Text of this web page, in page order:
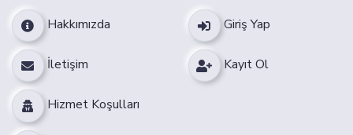
Hakkımızda
İletişim
Hizmet Koşulları
Giriş Yap
Kayıt Ol